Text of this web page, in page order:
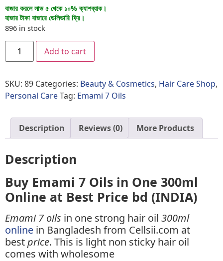
বাজার করলে লাভ ৫ থেকে ১০% ক্যাশব্যাক।
হাজার টাকা বাজারে ডেলিভারি ফ্রি।
896 in stock
Add to cart
SKU: 89 Categories: Beauty & Cosmetics, Hair Care Shop,
Personal CareTag: Emami 7 Oils
Description Reviews (0) More Products
Description
Buy Emami 7 Oils in One 300ml
Online at Best Price bd (INDIA)
Emami 7 oils in one strong hair oil 300ml
online in Bangladesh from Cellsii.com at
bestprice.​ This is light non sticky hair oil
comes with wholesome